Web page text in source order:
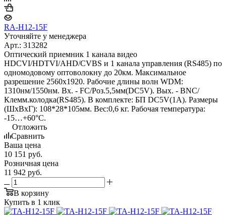
RA-H12-15F
Уточняйте у менеджера
Арт.: 313282
Оптический приемник 1 канала видео
HDCVI/HDTVI/AHD/CVBS и 1 канала управления (RS485) по
одномодовому оптоволокну до 20км. Максимальное
разрешение 2560x1920. Рабочие длины волн WDM:
1310нм/1550нм. Вх. - FC/Роз.5,5мм(DC5V). Вых. - BNC/
Клемм.колодка(RS485). В комплекте: БП DC5V(1A). Размеры
(ШxВxГ): 108*28*105мм. Вес:0,6 кг. Рабочая температура:
-15…+60°С.
Отложить
Сравнить
Ваша цена
10 151 руб.
Розничная цена
11 942 руб.
В корзину
Купить в 1 клик